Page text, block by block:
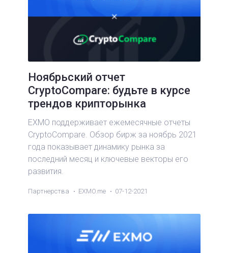
Ноябрьский отчет
CryptoCompare: будьте в курсе
трендов крипторынка
EXMO поддерживает ежемесячные отчеты
CryptoCompare. Обзор бирж за ноябрь 2021
года показывает динамику рынка за
последний месяц и ключевые векторы его
развития.
Партнерства EXMO.me 07-12-2021